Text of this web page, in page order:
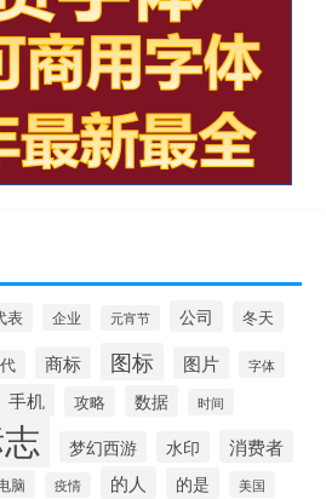
表 企业 元宵节 公司 冬天
商标 图标 图片 字体
手机 攻略 数据 时间
梦幻西游 水印 消费者
脑 疫情 的人 的是 美国